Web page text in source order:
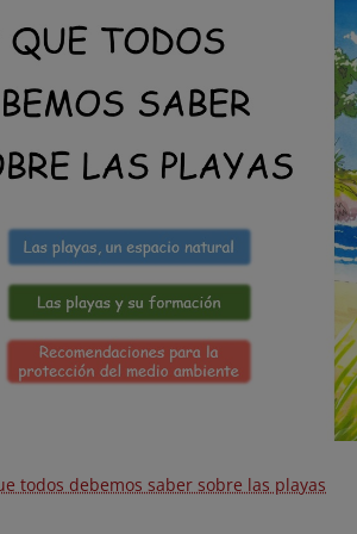
todos debemos saber sobre las playas